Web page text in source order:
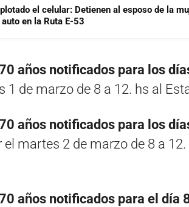
el celular: Detienen al esposo de la
en la Ruta E-53
años notificados para los
1 de marzo de 8 a 12. hs al
años notificados para los
el martes 2 de marzo de 8 a
años notificados para el día